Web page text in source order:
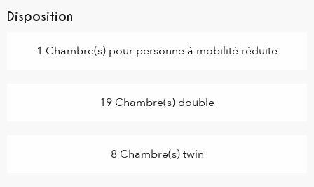
Disposition
1 Chambre(s) pour personne à mobilité réduite
19 Chambre(s) double
8 Chambre(s) twin